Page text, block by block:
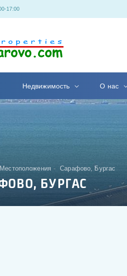
17:00
Недвижимость О нас
Местоположения Сарафово, Бургас
БУРГАС